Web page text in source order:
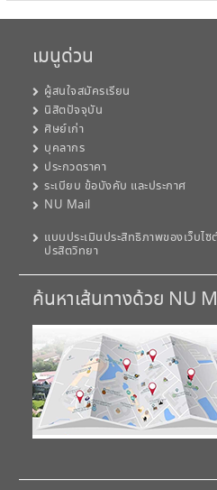
เมนูด่วน
ผู้สนใจสมัครเรียน
นิสิตปัจจุบัน
ศิษย์เก่า
บุคลากร
ประกวดราคา
ระเบียบ ข้อบังคับ และประกาศ
NU Mail
แบบประเมินประสิทธิภาพของเว็บไซ
ปรสิตวิทยา
ค้นหาเส้นทางด้วย NU